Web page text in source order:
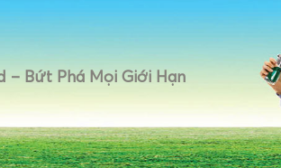
– Bứt Phá Mọi Giới Hạn